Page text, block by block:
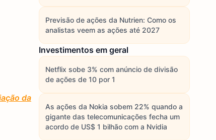
da
Previsão de ações da Nutrien: Como os
analistas veem as ações até 2027
Investimentos em geral
Netflix sobe 3% com anúncio de divisão
de ações de 10 por 1
As ações da Nokia sobem 22% quando a
gigante das telecomunicações fecha um
acordo de US$ 1 bilhão com a Nvidia